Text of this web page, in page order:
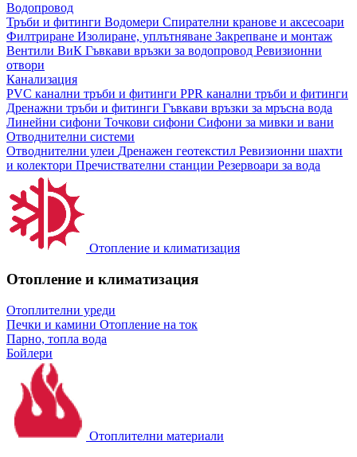
Водопровод
Тръби и фитинги Водомери Спирателни кранове и аксесоари
Филтриране Изолиране, уплътняване Закрепване и монтаж
Вентили ВиК Гъвкави връзки за водопровод Ревизионни
отвори
Канализация
PVC канални тръби и фитинги PPR канални тръби и фитинги
Дренажни тръби и фитинги Гъвкави връзки за мръсна вода
Линейни сифони Точкови сифони Сифони за мивки и вани
Отводнителни системи
Отводнителни улеи Дренажен геотекстил Ревизионни шахти
и колектори Пречиствателни станции Резервоари за вода
Отопление и климатизация
Отопление и климатизация
Отоплителни уреди
Печки и камини Отопление на ток
Парно, топла вода
Бойлери
Отоплителни материали